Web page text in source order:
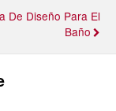
De Diseño Para El
Baño